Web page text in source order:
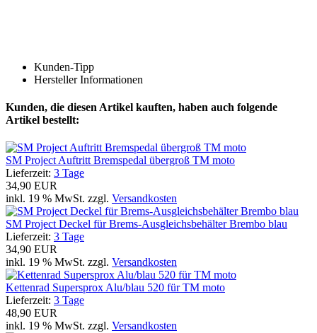
Kunden-Tipp
Hersteller Informationen
Kunden, die diesen Artikel kauften, haben auch folgende
Artikel bestellt:
SM Project Auftritt Bremspedal übergroß TM moto
Lieferzeit: 3 Tage
34,90 EUR
inkl. 19 % MwSt. zzgl. Versandkosten
SM Project Deckel für Brems-Ausgleichsbehälter Brembo blau
Lieferzeit: 3 Tage
34,90 EUR
inkl. 19 % MwSt. zzgl. Versandkosten
Kettenrad Supersprox Alu/blau 520 für TM moto
Lieferzeit: 3 Tage
48,90 EUR
inkl. 19 % MwSt. zzgl. Versandkosten